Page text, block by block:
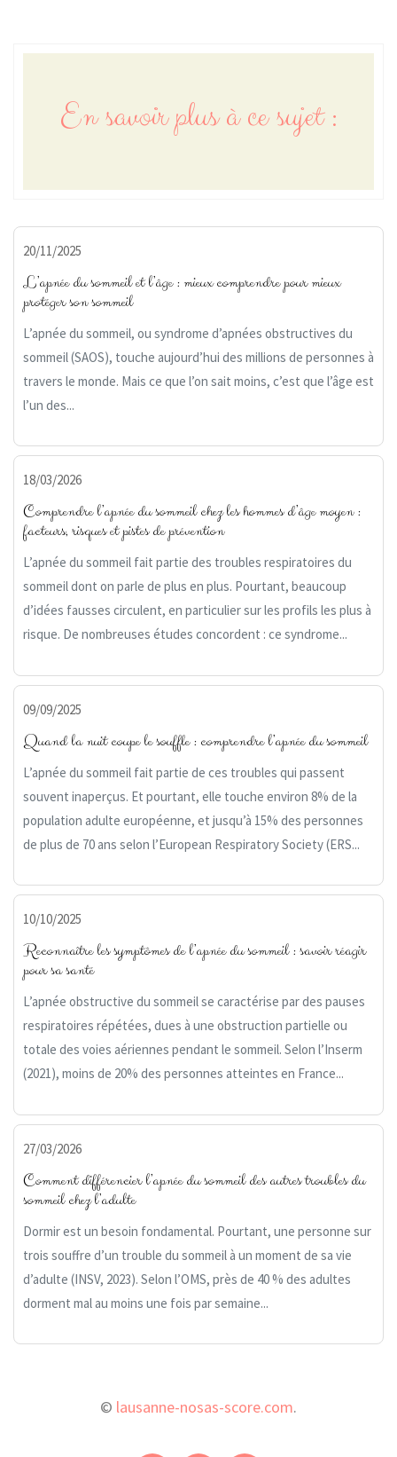
En savoir plus à ce sujet :
20/11/2025
L’apnée du sommeil et l’âge : mieux comprendre pour mieux
protéger son sommeil
L’apnée du sommeil, ou syndrome d’apnées obstructives du
sommeil (SAOS), touche aujourd’hui des millions de personnes à
travers le monde. Mais ce que l’on sait moins, c’est que l’âge est
l’un des...
18/03/2026
Comprendre l’apnée du sommeil chez les hommes d’âge moyen :
facteurs, risques et pistes de prévention
L’apnée du sommeil fait partie des troubles respiratoires du
sommeil dont on parle de plus en plus. Pourtant, beaucoup
d’idées fausses circulent, en particulier sur les profils les plus à
risque. De nombreuses études concordent : ce syndrome...
09/09/2025
Quand la nuit coupe le souffle : comprendre l’apnée du sommeil
L’apnée du sommeil fait partie de ces troubles qui passent
souvent inaperçus. Et pourtant, elle touche environ 8% de la
population adulte européenne, et jusqu’à 15% des personnes
de plus de 70 ans selon l’European Respiratory Society (ERS...
10/10/2025
Reconnaître les symptômes de l’apnée du sommeil : savoir réagir
pour sa santé
L’apnée obstructive du sommeil se caractérise par des pauses
respiratoires répétées, dues à une obstruction partielle ou
totale des voies aériennes pendant le sommeil. Selon l’Inserm
(2021), moins de 20% des personnes atteintes en France...
27/03/2026
Comment différencier l’apnée du sommeil des autres troubles du
sommeil chez l’adulte
Dormir est un besoin fondamental. Pourtant, une personne sur
trois souffre d’un trouble du sommeil à un moment de sa vie
d’adulte (INSV, 2023). Selon l’OMS, près de 40 % des adultes
dorment mal au moins une fois par semaine...
© lausanne-nosas-score.com.